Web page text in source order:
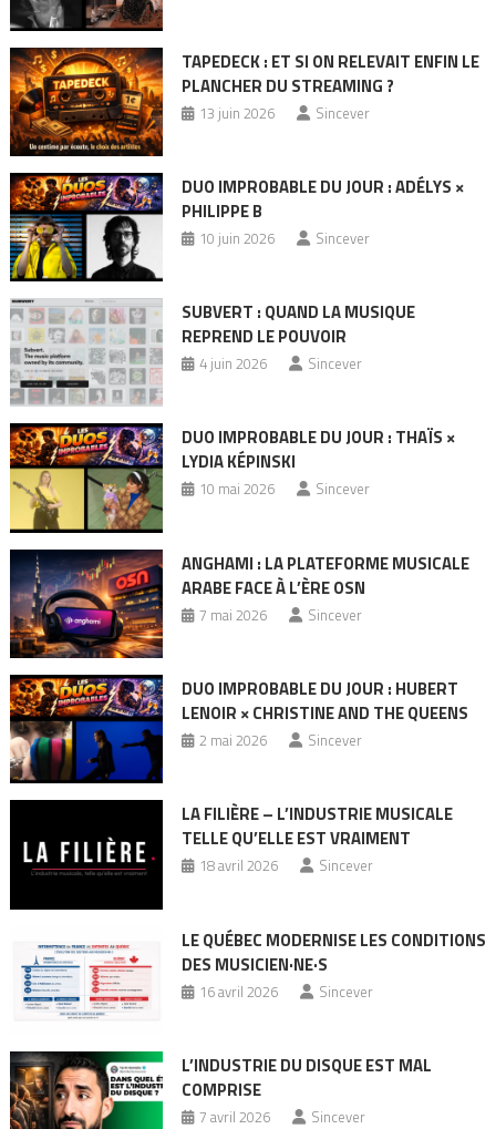
TAPEDECK : ET SI ON RELEVAIT ENFIN LE
PLANCHER DU STREAMING ?
13 juin 2026 Sincever
DUO IMPROBABLE DU JOUR : ADÉLYS ×
PHILIPPE B
10 juin 2026 Sincever
SUBVERT : QUAND LA MUSIQUE
REPREND LE POUVOIR
4 juin 2026 Sincever
DUO IMPROBABLE DU JOUR : THAÏS ×
LYDIA KÉPINSKI
10 mai 2026 Sincever
ANGHAMI : LA PLATEFORME MUSICALE
ARABE FACE À L’ÈRE OSN
7 mai 2026 Sincever
DUO IMPROBABLE DU JOUR : HUBERT
LENOIR × CHRISTINE AND THE QUEENS
2 mai 2026 Sincever
LA FILIÈRE – L’INDUSTRIE MUSICALE
TELLE QU’ELLE EST VRAIMENT
18 avril 2026 Sincever
LE QUÉBEC MODERNISE LES CONDITIONS
DES MUSICIEN·NE·S
16 avril 2026 Sincever
L’INDUSTRIE DU DISQUE EST MAL
COMPRISE
7 avril 2026 Sincever